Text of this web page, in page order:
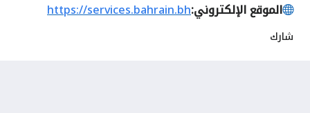
الموقع الإلكتروني:https://services.bahrain.bh
شارك